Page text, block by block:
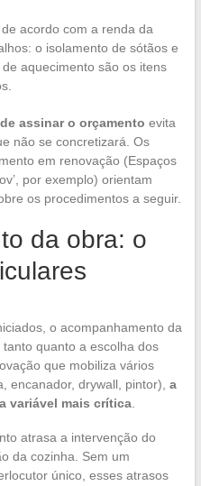
acordo com a renda da
o isolamento de sótãos e
aquecimento são os itens
assinar o orçamento evita
não se concretizará. Os
em renovação (Espaços
por exemplo) orientam
os procedimentos a seguir.
da obra: o
o acompanhamento da
quanto a escolha dos
que mobiliza vários
encanador, drywall, pintor), a
variável mais crítica.
atrasa a intervenção do
da cozinha. Sem um
único, esses atrasos